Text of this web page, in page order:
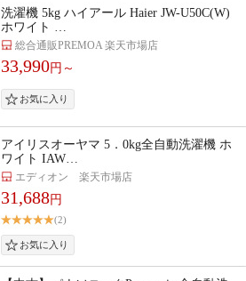
洗濯機 5kg ハイアール Haier JW-U50C(W)
ホワイト …
総合通販PREMOA 楽天市場店
33,990円～
アイリスオーヤマ 5．0kg全自動洗濯機 ホ
ワイト IAW…
エディオン 楽天市場店
31,688円
(2)